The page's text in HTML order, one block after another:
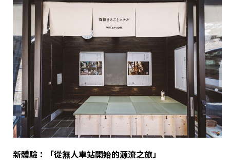
新體驗：「從無人車站開始的源流之旅」